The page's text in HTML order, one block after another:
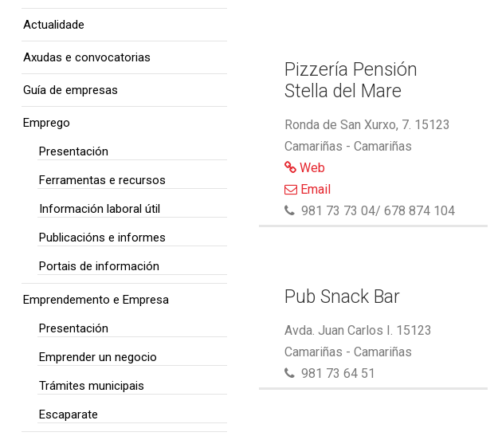
Pizzería Pensión
Stella del Mare
Ronda de San Xurxo, 7. 15123
Camariñas - Camariñas
Web
Email
981 73 73 04/ 678 874 104
Pub Snack Bar
Avda. Juan Carlos I. 15123
Camariñas - Camariñas
981 73 64 51
Actualidade
Axudas e convocatorias
Guía de empresas
Emprego
Presentación
Ferramentas e recursos
Información laboral útil
Publicacións e informes
Portais de información
Emprendemento e Empresa
Presentación
Emprender un negocio
Trámites municipais
Escaparate